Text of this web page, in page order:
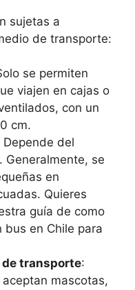
sujetas a
de transporte:
se permiten
viajen en cajas o
con un
cm.
Depende del
Generalmente, se
en
Quieres
guía de como
bus en Chile para
transporte:
mascotas,